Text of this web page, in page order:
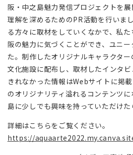
阪・中之島魅力発信プロジェクトを
理解を深めるためのPR活動を行いま
る方々に取材をしていくなかで、私
阪の魅力に気づくことができ、ユニ
た。制作したオリジナルキャラクタ
文化施設に配布し、取材したインタ
きれなかった情報はWebサイトに掲
のオリジナリティ溢れるコンテンツ
島に少しでも興味を持っていただけた
詳細はこちらをご覧ください。
https://